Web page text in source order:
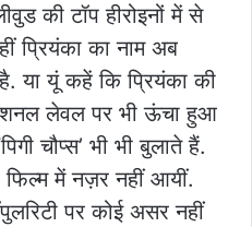
की टॉप हीरोइनों में से
प्रियंका का नाम अब
या यूं कहें कि प्रियंका की
लेवल पर भी ऊंचा हुआ
चौप्स’ भी भी बुलाते हैं.
फिल्म में नज़र नहीं आयीं.
पर कोई असर नहीं